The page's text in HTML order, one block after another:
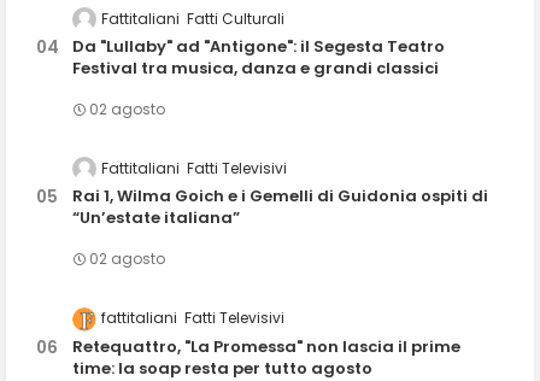
Fattitaliani Fatti Culturali
Da "Lullaby" ad "Antigone": il Segesta Teatro
Festival tra musica, danza e grandi classici
02 agosto
Fattitaliani Fatti Televisivi
Rai 1, Wilma Goich e i Gemelli di Guidonia ospiti di
“Un’estate italiana”
02 agosto
fattitaliani Fatti Televisivi
Retequattro, "La Promessa" non lascia il prime
time: la soap resta per tutto agosto